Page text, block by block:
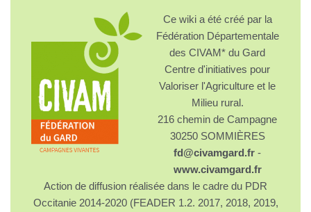
Ce wiki a été créé par la
Fédération Départementale
des CIVAM* du Gard
Centre d'initiatives pour
Valoriser l'Agriculture et le
Milieu rural.
216 chemin de Campagne
30250 SOMMIÈRES
fd@civamgard.fr -
www.civamgard.fr
Action de diffusion réalisée dans le cadre du PDR
Occitanie 2014-2020 (FEADER 1.2. 2017, 2018, 2019,